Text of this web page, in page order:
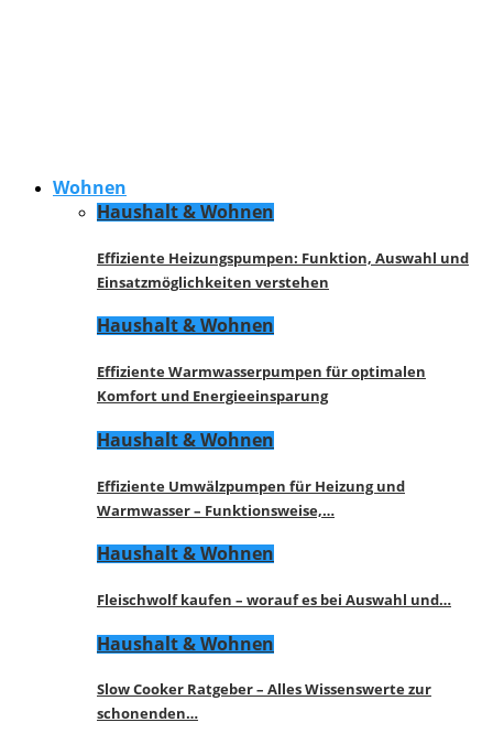
Wohnen
Haushalt & Wohnen
Effiziente Heizungspumpen: Funktion, Auswahl und
Einsatzmöglichkeiten verstehen
Haushalt & Wohnen
Effiziente Warmwasserpumpen für optimalen
Komfort und Energieeinsparung
Haushalt & Wohnen
Effiziente Umwälzpumpen für Heizung und
Warmwasser – Funktionsweise,…
Haushalt & Wohnen
Fleischwolf kaufen – worauf es bei Auswahl und…
Haushalt & Wohnen
Slow Cooker Ratgeber – Alles Wissenswerte zur
schonenden…